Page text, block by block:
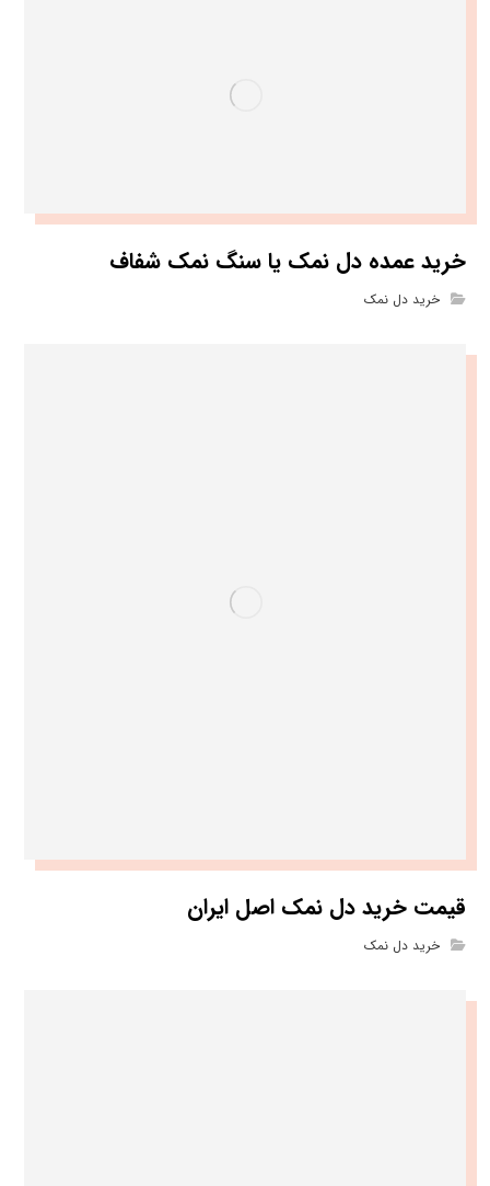
خرید عمده دل نمک یا سنگ نمک شفاف
خرید دل نمک
قیمت خرید دل نمک اصل ایران
خرید دل نمک